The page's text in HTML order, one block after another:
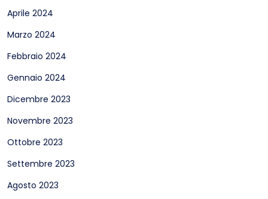
Aprile 2024
Marzo 2024
Febbraio 2024
Gennaio 2024
Dicembre 2023
Novembre 2023
Ottobre 2023
Settembre 2023
Agosto 2023